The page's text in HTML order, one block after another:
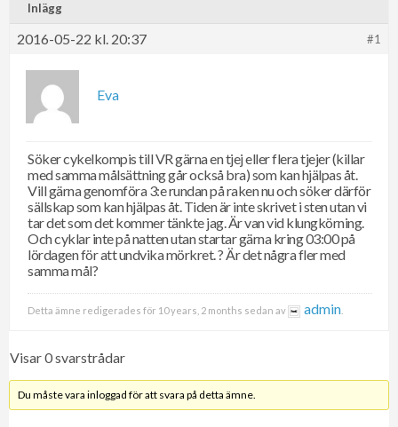
Inlägg
2016-05-22 kl. 20:37 #1
Eva
Söker cykelkompis till VR gärna en tjej eller flera tjejer (killar
med samma målsättning går också bra) som kan hjälpas åt.
Vill gärna genomföra 3:e rundan på raken nu och söker därför
sällskap som kan hjälpas åt. Tiden är inte skrivet i sten utan vi
tar det som det kommer tänkte jag. Är van vid klungkörning.
Och cyklar inte på natten utan startar gärna kring 03:00 på
lördagen för att undvika mörkret. ? Är det några fler med
samma mål?
Detta ämne redigerades för 10 years, 2 months sedan av admin
Visar 0 svarstrådar
Du måste vara inloggad för att svara på detta ämne.